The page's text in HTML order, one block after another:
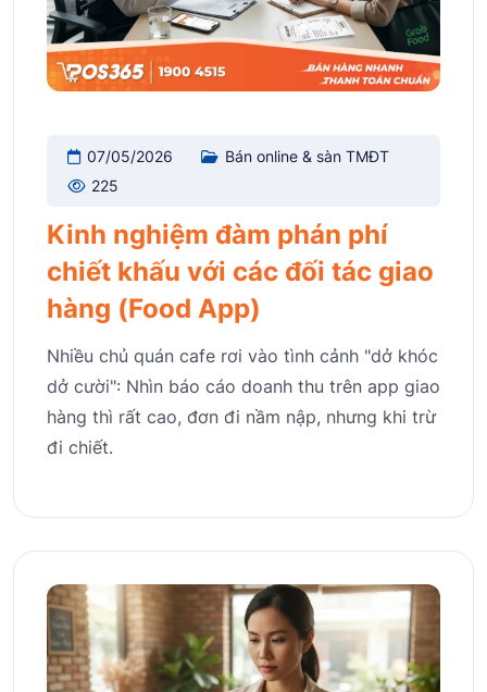
07/05/2026
Bán online & sàn TMĐT
225
Kinh nghiệm đàm phán phí
chiết khấu với các đối tác giao
hàng (Food App)
Nhiều chủ quán cafe rơi vào tình cảnh "dở khóc
dở cười": Nhìn báo cáo doanh thu trên app giao
hàng thì rất cao, đơn đi nầm nập, nhưng khi trừ
đi chiết.